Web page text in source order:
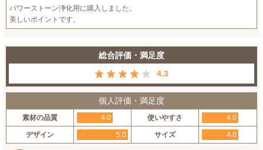
パワーストーン浄化用に購入しました。
美しいポイントです。
総合評価・満足度
4.3
個人評価・満足度
素材の品質 4.0 使いやすさ 4.0
デザイン 5.0 サイズ 4.0